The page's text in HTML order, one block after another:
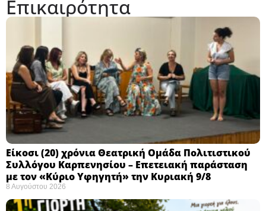
Επικαιρότητα
Eίκοσι (20) χρόνια Θεατρική Ομάδα Πολιτιστικού
Συλλόγου Καρπενησίου – Επετειακή παράσταση
με τον «Κύριο Υφηγητή» την Κυριακή 9/8
8 Αυγούστου 2026